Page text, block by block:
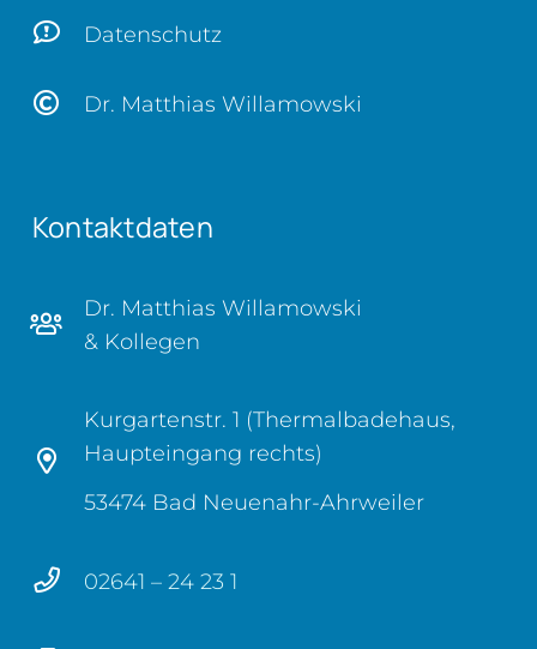
Datenschutz
Dr. Matthias Willamowski
Kontaktdaten
Dr. Matthias Willamowski
& Kollegen
Kurgartenstr. 1 (Thermalbadehaus,
Haupteingang rechts)
53474 Bad Neuenahr-Ahrweiler
02641 – 24 23 1